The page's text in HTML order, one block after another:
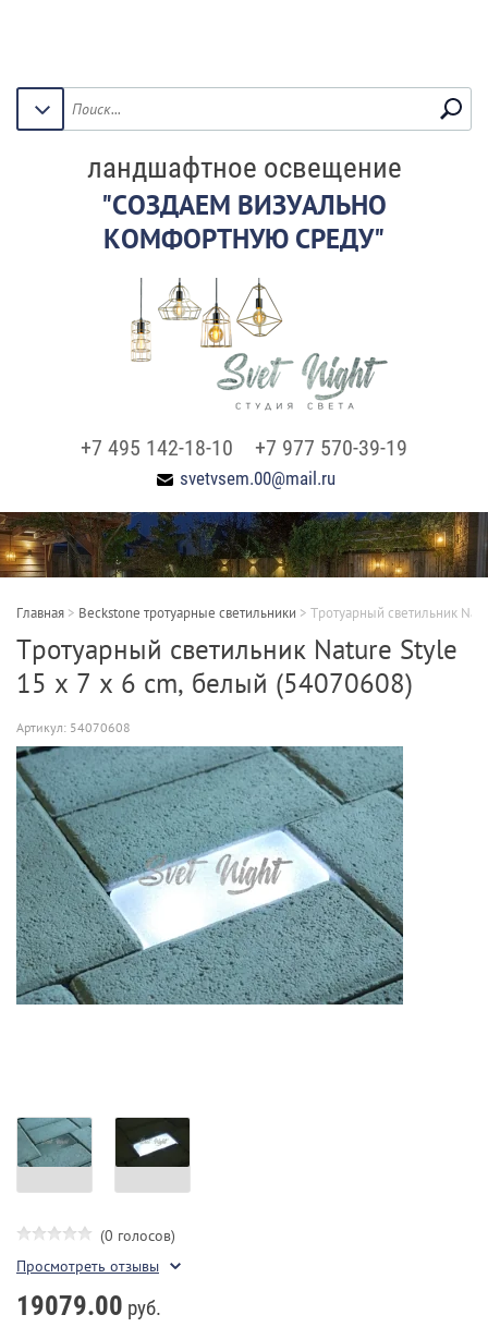
ландшафтное освещение
"СОЗДАЕМ ВИЗУАЛЬНО
КОМФОРТНУЮ СРЕДУ"
+7 495 142-18-10 +7 977 570-39-19
svetvsem.00@mail.ru
Главная > Beckstone тротуарные светильники > Тротуарный светильник
Тротуарный светильник Nature Style
15 x 7 x 6 cm, белый (54070608)
Артикул: 54070608
(0 голосов)
Просмотреть отзывы
19079.00 руб.